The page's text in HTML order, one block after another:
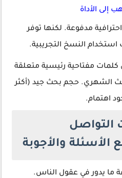
إلى الأداة
مدفوعة. لكنها توفر
استخدام النسخ التجريبية.
مفتاحية رئيسية متعلقة
الشهري. حجم بحث جيد (أكثر
الأسئلة والأجوبة
ما يدور في عقول الناس.